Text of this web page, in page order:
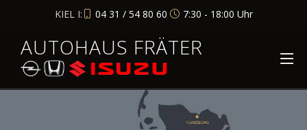
KIEL I: 04 31 / 54 80 60 7:30 - 18:00 Uhr
AUTOHAUS FRÄTER